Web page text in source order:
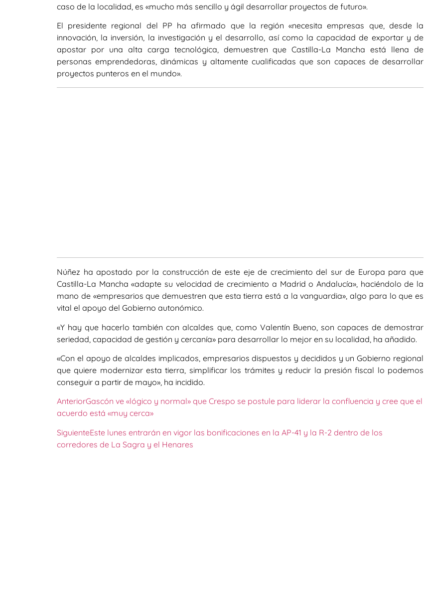
caso de la localidad, es «mucho más sencillo y ágil desarrollar proyectos de futuro».
El presidente regional del PP ha afirmado que la región «necesita empresas que, desde la
innovación, la inversión, la investigación y el desarrollo, así como la capacidad de exportar y de
apostar por una alta carga tecnológica, demuestren que Castilla-La Mancha está llena de
personas emprendedoras, dinámicas y altamente cualificadas que son capaces de desarrollar
proyectos punteros en el mundo».
Núñez ha apostado por la construcción de este eje de crecimiento del sur de Europa para que
Castilla-La Mancha «adapte su velocidad de crecimiento a Madrid o Andalucía», haciéndolo de la
mano de «empresarios que demuestren que esta tierra está a la vanguardia», algo para lo que es
vital el apoyo del Gobierno autonómico.
«Y hay que hacerlo también con alcaldes que, como Valentín Bueno, son capaces de demostrar
seriedad, capacidad de gestión y cercanía» para desarrollar lo mejor en su localidad, ha añadido.
«Con el apoyo de alcaldes implicados, empresarios dispuestos y decididos y un Gobierno regional
que quiere modernizar esta tierra, simplificar los trámites y reducir la presión fiscal lo podemos
conseguir a partir de mayo», ha incidido.
AnteriorGascón ve «lógico y normal» que Crespo se postule para liderar la confluencia y cree que el
acuerdo está «muy cerca»
SiguienteEste lunes entrarán en vigor las bonificaciones en la AP-41 y la R-2 dentro de los
corredores de La Sagra y el Henares